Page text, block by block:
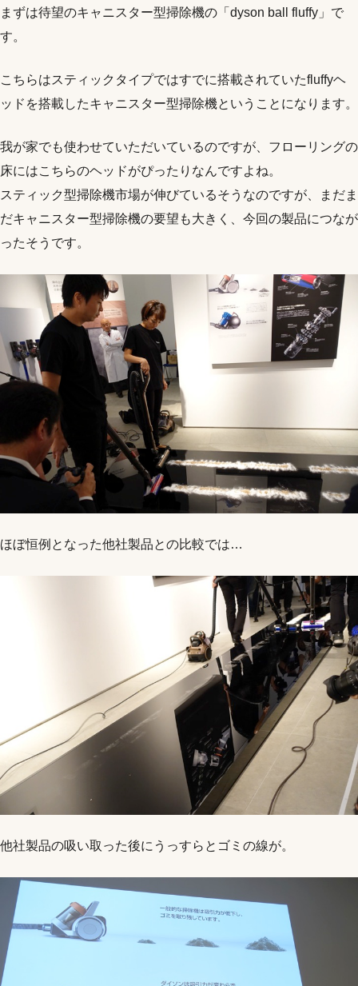
まずは待望のキャニスター型掃除機の「dyson ball fluffy」で
す。
こちらはスティックタイプではすでに搭載されていたfluffyヘ
ッドを搭載したキャニスター型掃除機ということになります。
我が家でも使わせていただいているのですが、フローリングの
床にはこちらのヘッドがぴったりなんですよね。
スティック型掃除機市場が伸びているそうなのですが、まだま
だキャニスター型掃除機の要望も大きく、今回の製品につなが
ったそうです。
ほぼ恒例となった他社製品との比較では…
他社製品の吸い取った後にうっすらとゴミの線が。